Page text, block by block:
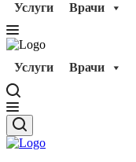
Услуги Врачи
Услуги Врачи